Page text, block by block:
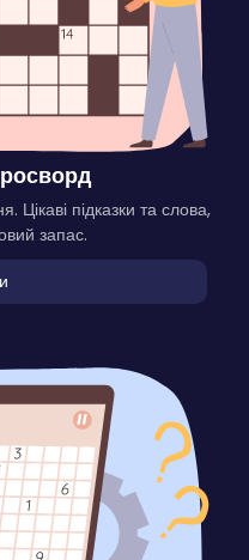
Цікаві підказки та слова,
запас.